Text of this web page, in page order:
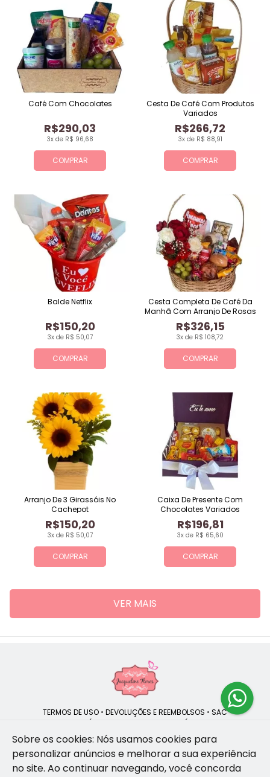
COMPRAR
3x de R$ 96,68
R$290,03
Café Com Chocolates
COMPRAR
3x de R$ 88,91
R$266,72
Cesta De Café Com Produtos
Variados
COMPRAR
3x de R$ 50,07
R$150,20
Balde Netflix
COMPRAR
3x de R$ 108,72
R$326,15
Cesta Completa De Café Da
Manhã Com Arranjo De Rosas
COMPRAR
3x de R$ 50,07
R$150,20
Arranjo De 3 Girassóis No
Cachepot
COMPRAR
3x de R$ 65,60
R$196,81
Caixa De Presente Com
Chocolates Variados
VER MAIS
TERMOS DE USO • DEVOLUÇÕES E REEMBOLSOS • SAC
POLÍTICA DE PRIVACIDADE POLÍTICA DE COOKIES
Jacqueline Flores | CNPJ: 47.335.418/0001-13
Sobre os cookies: Nós usamos cookies para
personalizar anúncios e melhorar a sua experiência
no site. Ao continuar navegando, você concorda